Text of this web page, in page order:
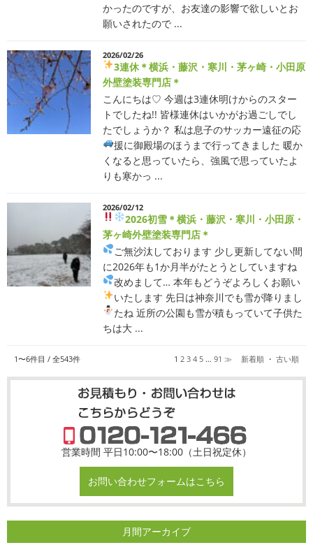
かったのですが、お友達の影響で欲しいとお
願いされたので ...
2026/02/26
3連休＊横浜・藤沢・寒川・茅ヶ崎・小田原
外壁塗装専門店＊
こんにちは♡ 今週は3連休明けからのスター
トでしたね!! 皆様連休はいかがお過ごしでし
たでしょうか？ 私は息子のサッカー遠征の応
援に御殿場のほうまで行ってきました 暖か
くなると思っていたら、強風で思っていたよ
りも寒かっ ...
2026/02/12
2026初雪＊横浜・藤沢・寒川・小田原・
茅ヶ崎外壁塗装専門店＊
ご無沙汰しております 少し更新してない間
に2026年も1か月半がたとうとしていますね
改めまして… 本年もどうぞよろしくお願い
いたします 先日は神奈川でも雪が降りまし
たね近所の公園も雪が積もっていて子供た
ちは大 ...
1〜6件目 / 全543件 1 2 3 4 5 … 91 ≫ 新着順 ・ 古い順
営業時間 平日10:00〜18:00（土日祝定休）
お問い合わせフォームはこちら
月間アーカイブ